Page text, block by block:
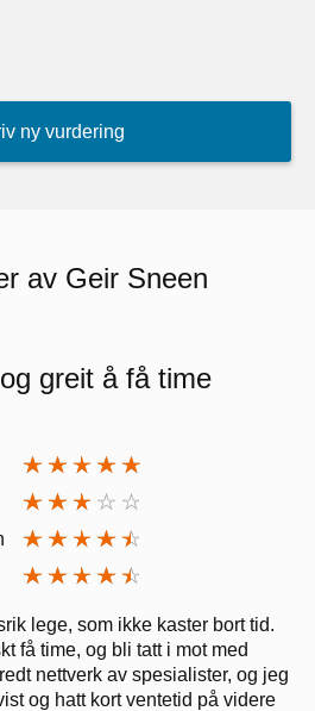
ny vurdering
av Geir Sneen
greit å få time
lege, som ikke kaster bort tid.
få time, og bli tatt i mot med
nettverk av spesialister, og jeg
og hatt kort ventetid på videre